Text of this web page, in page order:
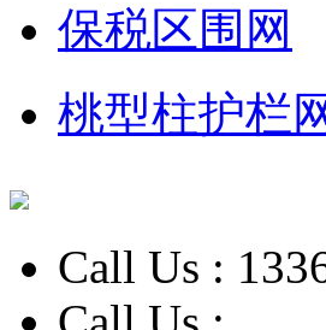
保税区围网
桃型柱护栏
Call Us :